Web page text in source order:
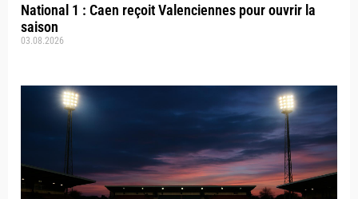
National 1 : Caen reçoit Valenciennes pour ouvrir la
saison
03.08.2026